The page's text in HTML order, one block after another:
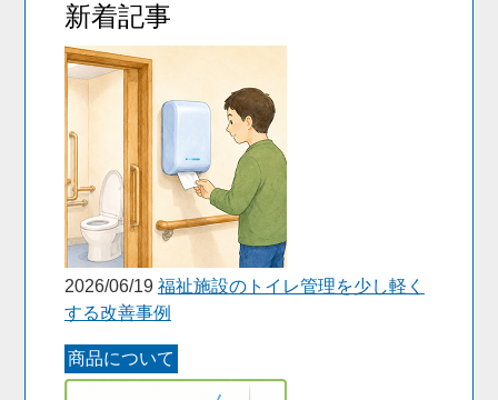
新着記事
2026/06/19 福祉施設のトイレ管理を少し軽く
する改善事例
商品について